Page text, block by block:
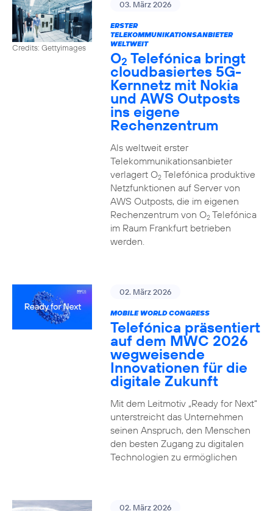
Credits: Gettyimages
03. März 2026
ERSTER
TELEKOMMUNIKATIONSANBIETER
WELTWEIT
O2 Telefónica bringt
cloudbasiertes 5G-
Kernnetz mit Nokia
und AWS Outposts
ins eigene
Rechenzentrum
Als weltweit erster
Telekommunikationsanbieter
verlagert O2Telefónica produktive
Netzfunktionen auf Server von
AWS Outposts, die im eigenen
Rechenzentrum von O2Telefónica
im Raum Frankfurt betrieben
werden.
02. März 2026
MOBILE WORLD CONGRESS
Telefónica präsentiert
auf dem MWC 2026
wegweisende
Innovationen für die
digitale Zukunft
Mit dem Leitmotiv „Ready for Next“
unterstreicht das Unternehmen
seinen Anspruch, den Menschen
den besten Zugang zu digitalen
Technologien zu ermöglichen
02. März 2026